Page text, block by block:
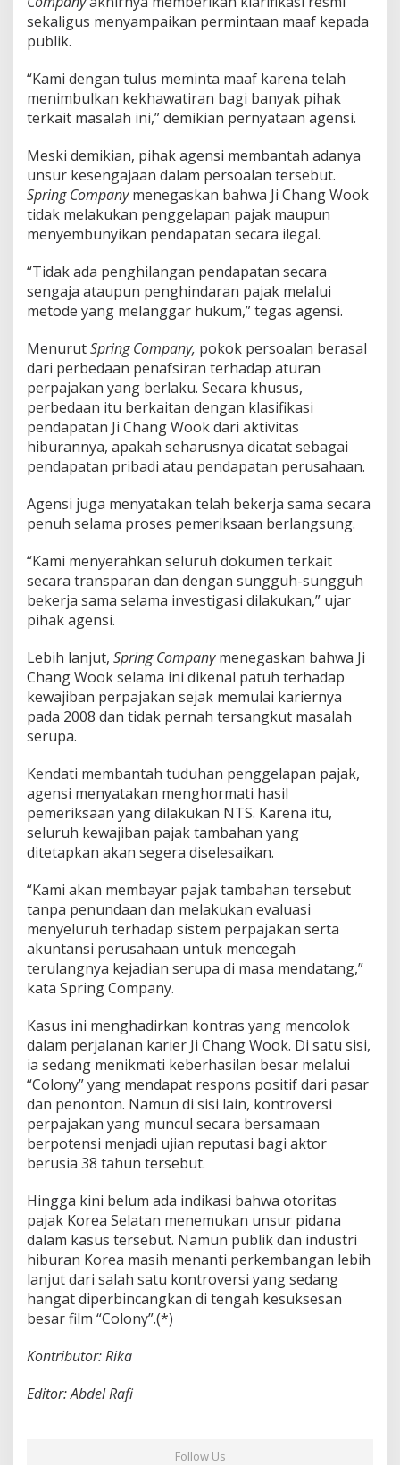
sekaligus menyampaikan permintaan maaf kepada
publik.
“Kami dengan tulus meminta maaf karena telah
menimbulkan kekhawatiran bagi banyak pihak
terkait masalah ini,” demikian pernyataan agensi.
Meski demikian, pihak agensi membantah adanya
unsur kesengajaan dalam persoalan tersebut.
Spring Companymenegaskan bahwa Ji Chang Wook
tidak melakukan penggelapan pajak maupun
menyembunyikan pendapatan secara ilegal.
“Tidak ada penghilangan pendapatan secara
sengaja ataupun penghindaran pajak melalui
metode yang melanggar hukum,” tegas agensi.
MenurutSpring Company, pokok persoalan berasal
dari perbedaan penafsiran terhadap aturan
perpajakan yang berlaku. Secara khusus,
perbedaan itu berkaitan dengan klasifikasi
pendapatan Ji Chang Wook dari aktivitas
hiburannya, apakah seharusnya dicatat sebagai
pendapatan pribadi atau pendapatan perusahaan.
Agensi juga menyatakan telah bekerja sama secara
penuh selama proses pemeriksaan berlangsung.
“Kami menyerahkan seluruh dokumen terkait
secara transparan dan dengan sungguh-sungguh
bekerja sama selama investigasi dilakukan,” ujar
pihak agensi.
Lebih lanjut, Spring Companymenegaskan bahwa Ji
Chang Wook selama ini dikenal patuh terhadap
kewajiban perpajakan sejak memulai kariernya
pada 2008 dan tidak pernah tersangkut masalah
serupa.
Kendati membantah tuduhan penggelapan pajak,
agensi menyatakan menghormati hasil
pemeriksaan yang dilakukan NTS. Karena itu,
seluruh kewajiban pajak tambahan yang
ditetapkan akan segera diselesaikan.
“Kami akan membayar pajak tambahan tersebut
tanpa penundaan dan melakukan evaluasi
menyeluruh terhadap sistem perpajakan serta
akuntansi perusahaan untuk mencegah
terulangnya kejadian serupa di masa mendatang,”
kata Spring Company.
Kasus ini menghadirkan kontras yang mencolok
dalam perjalanan karier Ji Chang Wook. Di satu sisi,
ia sedang menikmati keberhasilan besar melalui
“Colony” yang mendapat respons positif dari pasar
dan penonton. Namun di sisi lain, kontroversi
perpajakan yang muncul secara bersamaan
berpotensi menjadi ujian reputasi bagi aktor
berusia 38 tahun tersebut.
Hingga kini belum ada indikasi bahwa otoritas
pajak Korea Selatan menemukan unsur pidana
dalam kasus tersebut. Namun publik dan industri
hiburan Korea masih menanti perkembangan lebih
lanjut dari salah satu kontroversi yang sedang
hangat diperbincangkan di tengah kesuksesan
besar film “Colony”.(*)
Kontributor: Rika
Editor: Abdel Rafi
Follow Us